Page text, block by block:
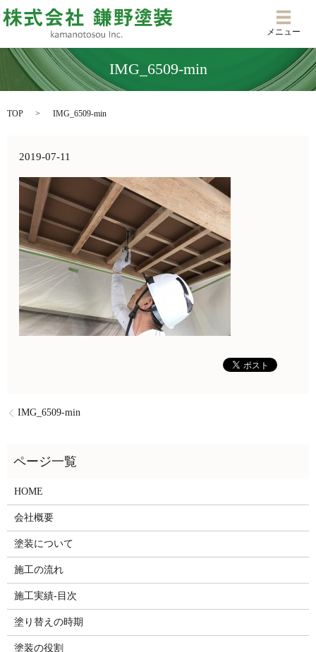
メニ
メニュー
IMG_6509-min
TOP IMG_6509-min
2019-07-11
IMG_6509-min
HOME
会社概要
塗装について
施工の流れ
施工実績-目次
塗り替えの時期
塗装の役割